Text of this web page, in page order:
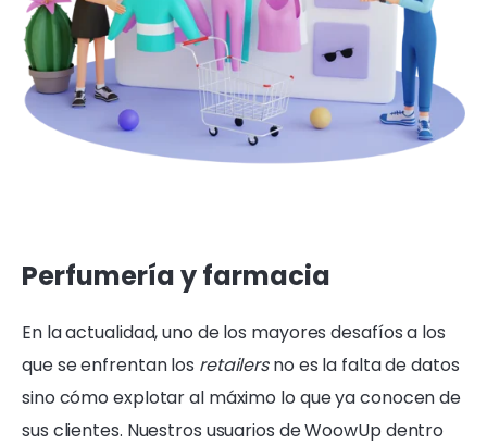
Perfumería y farmacia
En la actualidad, uno de los mayores desafíos a los
que se enfrentan los retailersno es la falta de datos
sino cómo explotar al máximo lo que ya conocen de
sus clientes. Nuestros usuarios de WoowUp dentro